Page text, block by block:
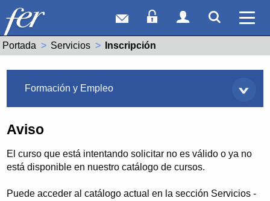
Correo webAcceso Socios
Acceso
Portada Servicios Actual:
Inscripción
Formación y Empleo
Aviso
El curso que está intentando solicitar no es válido o ya no
está disponible en nuestro catálogo de cursos.
Puede acceder al catálogo actual en la sección Servicios -